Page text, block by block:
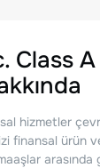
Class
hizmetler
finansal ürün
arasında